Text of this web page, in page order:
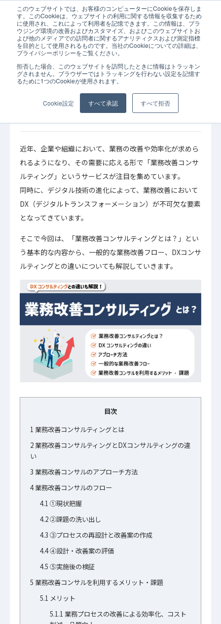
このウェブサイトでは、お客様のコンピューターにCookieを保存しま
す。このCookieは、ウェブサイトの利用に関する情報を収集するため
に使用され、これによって利用者を記憶できます。この情報は、ブラ
ウジング環境の改善およびカスタマイズ、およびこのウェブサイトお
よび他のメディアでの訪問者に関するアナリティクスおよび測定指標
を目的として使用されるものです。当社のCookieについての詳細は、
プライバシーポリシーをご覧ください。
拒否した場合、このウェブサイトを訪問したときに情報はトラッキン
グされません。ブラウザーではトラッキングを行わない設定を記憶す
るために1つのCookieが使用されます。
Cookie設定 すべて承認 すべて拒否
ホーム コラム AI SaaS 導入支援 業務改善コンサルティング
2023年04月
13日
コラム
導入支援
業務改善コンサルティング
業務改善コンサルティングとは？DXコンサル
ティングとの違いも解説！
近年、企業や組織において、業務の改善や効率化が求めら
れるようになり、その需要に応える形で「業務改善コンサ
ルティング」というサービスが注目を集めています。
同時に、デジタル技術の進化によって、業務改善において
DX（デジタルトランスフォーメーション）が不可欠な要素
となってきています。
そこで今回は、「業務改善コンサルティングとは？」とい
う基本的な内容から、一般的な業務改善フロー、DXコンサ
ルティングとの違いについても解説していきます。
目次
1 業務改善コンサルティングとは
2 業務改善コンサルティングとDXコンサルティングの違
い
3 業務改善コンサルのアプローチ方法
4業務改善コンサルのフロー
4.1 ①現状把握
4.2②課題の洗い出し
4.3 ③プロセスの再設計と改善案の作成
4.4④設計・改善案の評価
4.5 ⑤実施後の検証
5 業務改善コンサルを利用するメリット・課題
5.1 メリット
5.1.1 業務プロセスの改善による効率化、コスト